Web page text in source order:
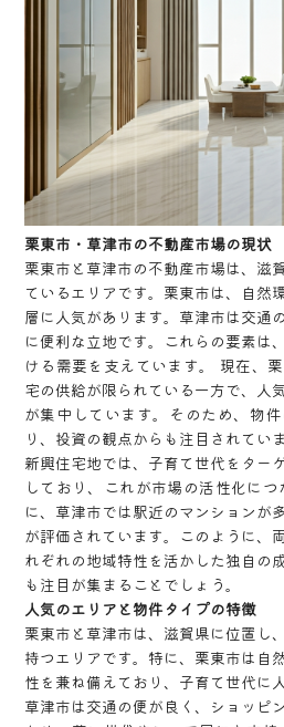
栗東市・草津市の不動産市場の現状
栗東市と草津市の不動産市場は、滋
ているエリアです。栗東市は、自然
層に人気があります。草津市は交通
に便利な立地です。これらの要素は
ける需要を支えています。 現在、
宅の供給が限られている一方で、人
が集中しています。そのため、物
り、投資の観点からも注目されてい
新興住宅地では、子育て世代をター
しており、これが市場の活性化に
に、草津市では駅近のマンションが
が評価されています。このように、
れぞれの地域特性を活かした独自の
も注目が集まることでしょう。
人気のエリアと物件タイプの特徴
栗東市と草津市は、滋賀県に位置し
持つエリアです。特に、栗東市は自
性を兼ね備えており、子育て世代に
草津市は交通の便が良く、ショッピ